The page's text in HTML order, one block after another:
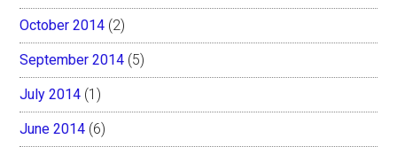
October 2014 (2)
September 2014 (5)
July 2014 (1)
June 2014 (6)